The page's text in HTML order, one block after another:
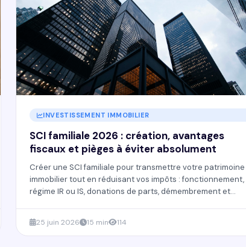
INVESTISSEMENT IMMOBILIER
SCI familiale 2026 : création, avantages
fiscaux et pièges à éviter absolument
Créer une SCI familiale pour transmettre votre patrimoine
immobilier tout en réduisant vos impôts : fonctionnement,
régime IR ou IS, donations de parts, démembrement et
25 juin 2026 15 min 114